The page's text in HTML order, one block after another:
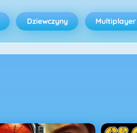
Dziewczyny Multiplayer